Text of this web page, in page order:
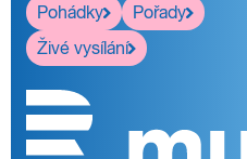
Pohádky
Pořady
Živé vysílání